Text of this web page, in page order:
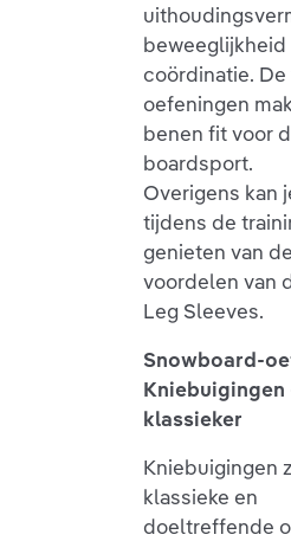
beweeglijkheid
coördinatie.
oefeningen
benen fit voor
boardsport.
Overigens kan
tijdens de
genieten van de
voordelen van
Leg Sleeves.
Snowboard-
Kniebuigingen
klassieker
Kniebuigingen
klassieke en
doeltreffende